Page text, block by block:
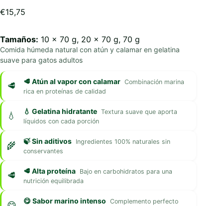
€15,75
Tamaños: 10 x 70 g, 20 x 70 g, 70 g
Comida húmeda natural con atún y calamar en gelatina
suave para gatos adultos
🥩 Atún al vapor con calamar Combinación marina
rica en proteínas de calidad
💧 Gelatina hidratante Textura suave que aporta
líquidos con cada porción
🍃 Sin aditivos Ingredientes 100% naturales sin
conservantes
🥩 Alta proteína Bajo en carbohidratos para una
nutrición equilibrada
😋 Sabor marino intenso Complemento perfecto